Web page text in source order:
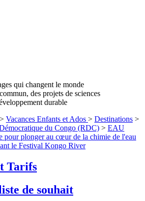
Une journée pour
pendant le Festival
qui changent le monde
des projets de sciences
durable
> Vacances Enfants et Ados > Destinations >
du Congo (RDC) > EAU
plonger au cœur de la chimie de l'eau
le Festival Kongo River
Tarifs
de souhait